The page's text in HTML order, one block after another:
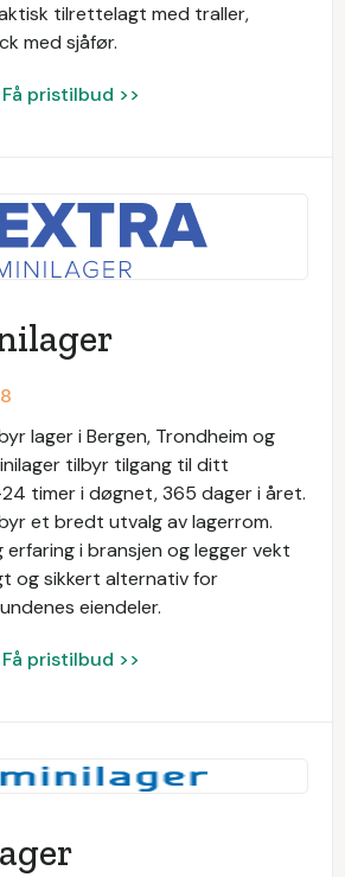
tilrettelagt med traller,
med sjåfør.
Få pristilbud >>
lager i Bergen, Trondheim og
tilbyr tilgang til ditt
timer i døgnet, 365 dager i året.
et bredt utvalg av lagerrom.
erfaring i bransjen og legger vekt
og sikkert alternativ for
eiendeler.
Få pristilbud >>